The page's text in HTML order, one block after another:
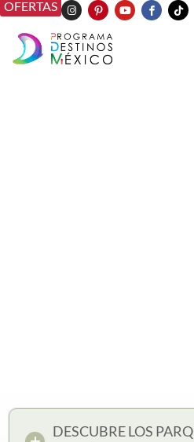
OFERTAS
DESCUBRE LOS